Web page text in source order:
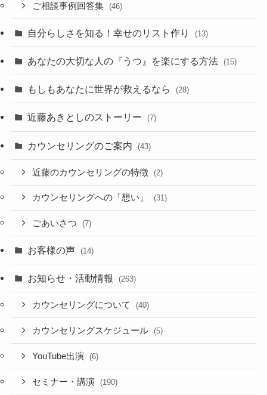
ご相談事例回答集 (46)
自分らしさを知る！幸せのリスト作り (13)
あなたの大切な人の『うつ』を楽にする方法 (15)
もしもあなたに世界が救えるなら (28)
近藤あきとしのストーリー (7)
カウンセリングのご案内 (43)
近藤のカウンセリングの特徴 (2)
カウンセリングへの「想い」 (31)
ごあいさつ (7)
お客様の声 (14)
お知らせ・活動情報 (263)
カウンセリングについて (40)
カウンセリングスケジュール (5)
YouTube出演 (6)
セミナー・講演 (190)